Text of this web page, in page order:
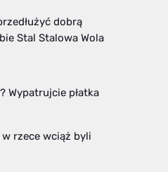
dobrą
Stal Stalowa Wola
Wypatrujcie płatka
w rzece wciąż byli